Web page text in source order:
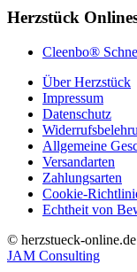
Herzstück
Cleenbo®
Über Herzstück
Impressum
Datenschutz
Allgemeine
Versandarten
Zahlungsarten
Cookie-
Echtheit von
© herzstueck-
JAM Consulting